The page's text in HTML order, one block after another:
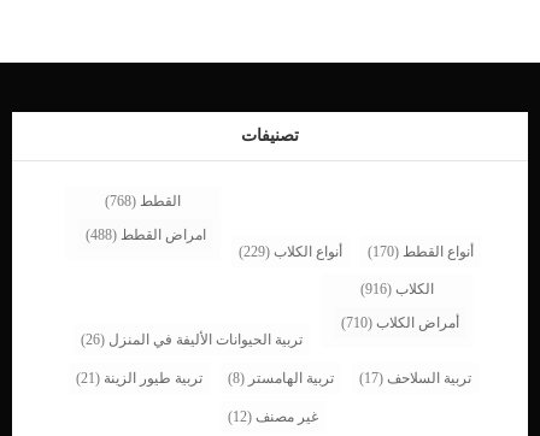
تصنيفات
أنواع القطط (170) أنواع الكلاب (229)
القطط (768)
امراض القطط (488)
الكلاب (916)
أمراض الكلاب (710)
تربية الحيوانات الأليفة في المنزل (26)
تربية السلاحف (17) تربية الهامستر (8) تربية طيور الزينة (21)
غير مصنف (12)